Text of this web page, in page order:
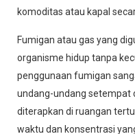
komoditas atau kapal
Fumigan atau gas yang
organisme hidup tanpa
penggunaan fumigan
undang-undang setempat
diterapkan di ruangan
waktu dan konsentrasi